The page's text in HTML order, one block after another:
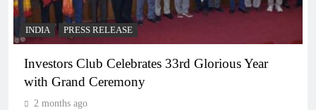
INDIA PRESS RELEASE
Investors Club Celebrates 33rd Glorious Year
with Grand Ceremony
2 months ago